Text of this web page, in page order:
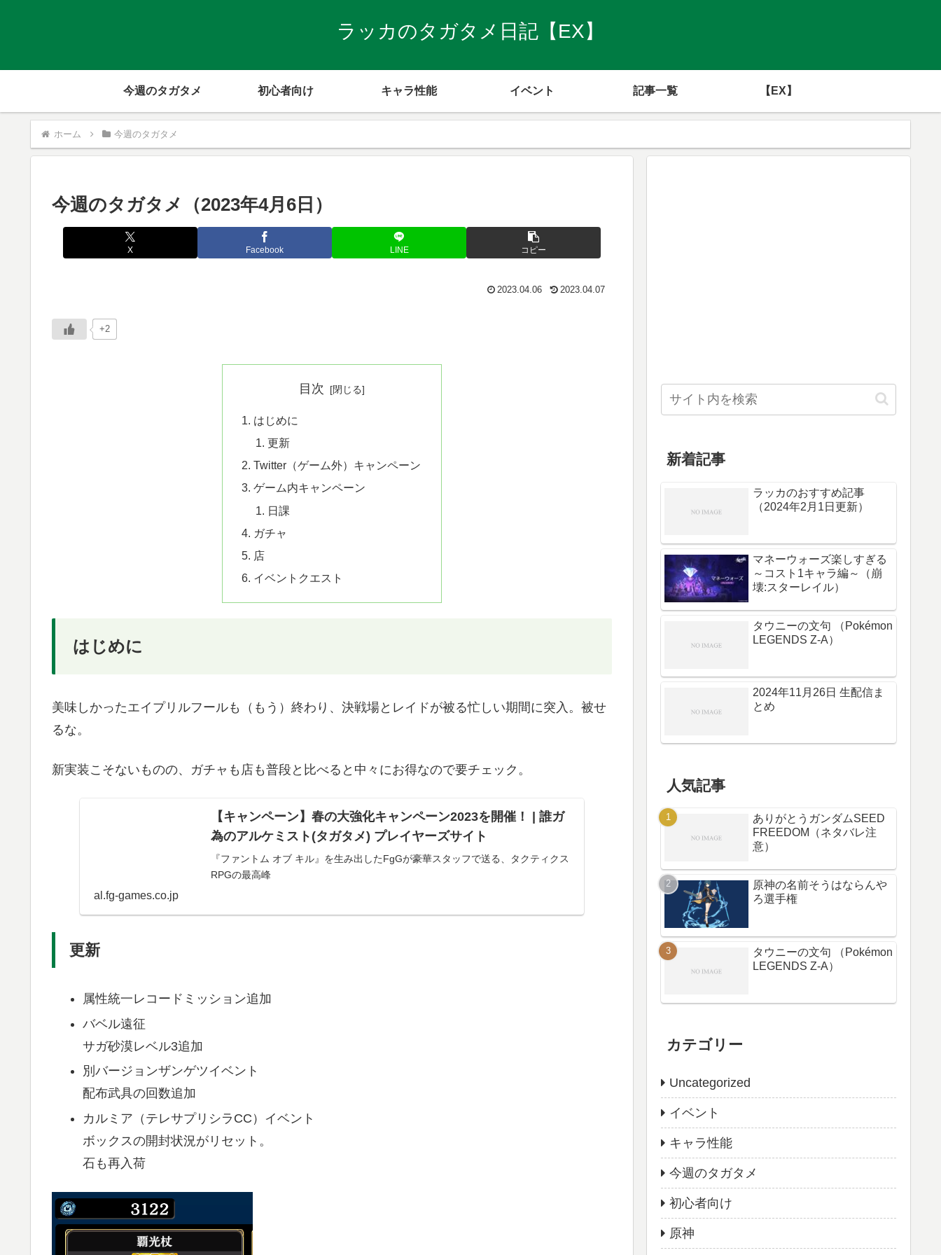
ラッカのタガタメ日記【EX】
今週のタガタメ 初心者向け キャラ性能 イベント 記事一覧 【EX】
ホーム 今週のタガタメ
今週のタガタメ（2023年4月6日）
X Facebook LINE コピー
2023.04.06 2023.04.07
+2
目次
はじめに
更新
Twitter（ゲーム外）キャンペーン
ゲーム内キャンペーン
日課
ガチャ
店
イベントクエスト
はじめに
美味しかったエイプリルフールも（もう）終わり、決戦場とレイドが被る忙しい期間に突入。被せ
るな。
新実装こそないものの、ガチャも店も普段と比べると中々にお得なので要チェック。
【キャンペーン】春の大強化キャンペーン2023を開催！ | 誰ガ
為のアルケミスト(タガタメ) プレイヤーズサイト
『ファントム オブ キル』を生み出したFgGが豪華スタッフで送る、タクティクス
RPGの最高峰
al.fg-games.co.jp
更新
属性統一レコードミッション追加
バベル遠征
サガ砂漠レベル3追加
別バージョンザンゲツイベント
配布武具の回数追加
カルミア（テレサプリシラCC）イベント
ボックスの開封状況がリセット。
石も再入荷
新着記事
ラッカのおすすめ記事
（2024年2月1日更新）
マネーウォーズ楽しすぎる
～コスト1キャラ編～（崩
壊:スターレイル）
タウニーの文句 （Pokémon
LEGENDS Z-A）
2024年11月26日 生配信ま
とめ
人気記事
ありがとうガンダムSEED
FREEDOM（ネタバレ注
意）
原神の名前そうはならんや
ろ選手権
タウニーの文句 （Pokémon
LEGENDS Z-A）
カテゴリー
Uncategorized
イベント
キャラ性能
今週のタガタメ
初心者向け
原神